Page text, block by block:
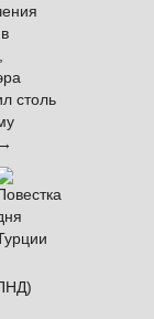
столь